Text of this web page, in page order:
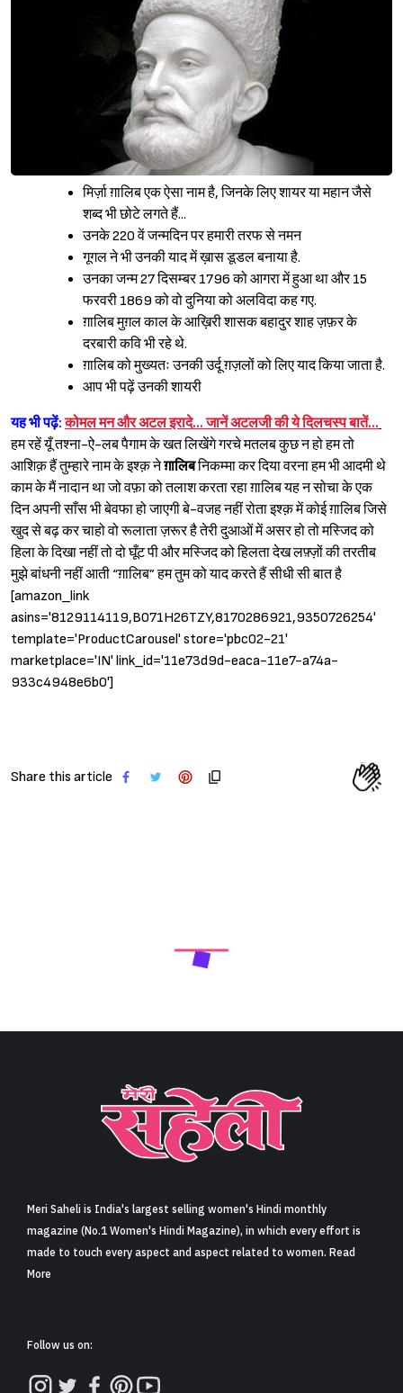
Sign in
मिर्ज़ा ग़ालिब एक ऐसा नाम है, जिनके लिए शायर या महान जैसे
शब्द भी छोटे लगते हैं...
उनके 220 वें जन्मदिन पर हमारी तरफ से नमन
गूगल ने भी उनकी याद में ख़ास डूडल बनाया है.
उनका जन्म 27 दिसम्बर 1796 को आगरा में हुआ था और 15
फरवरी 1869 को वो दुनिया को अलविदा कह गए.
ग़ालिब मुग़ल काल के आख़िरी शासक बहादुर शाह ज़फ़र के
दरबारी कवि भी रहे थे.
ग़ालिब को मुख्यतः उनकी उर्दू ग़ज़लों को लिए याद किया जाता है.
आप भी पढ़ें उनकी शायरी
यह भी पढ़ें:कोमल मन और अटल इरादे… जानें अटलजी की ये दिलचस्प बातें…
हम रहें यूँ तश्ना-ऐ-लब पैगाम के खत लिखेंगे गरचे मतलब कुछ न हो हम तो
आशिक़ हैं तुम्हारे नाम के इश्क़ नेग़ालिबनिकम्मा कर दिया वरना हम भी आदमी थे
काम के मैं नादान था जो वफ़ा को तलाश करता रहा ग़ालिब यह न सोचा के एक
दिन अपनी साँस भी बेवफा हो जाएगी बे-वजह नहीं रोता इश्क़ में कोई ग़ालिब जिसे
खुद से बढ़ कर चाहो वो रूलाता ज़रूर है तेरी दुआओं में असर हो तो मस्जिद को
हिला के दिखा नहीं तो दो घूँट पी और मस्जिद को हिलता देख लफ़्ज़ों की तरतीब
मुझे बांधनी नहीं आती “ग़ालिब” हम तुम को याद करते हैं सीधी सी बात है
[amazon_link
asins='8129114119,B071H26TZY,8170286921,9350726254'
template='ProductCarousel' store='pbc02-21'
marketplace='IN' link_id='11e73d9d-eaca-11e7-a74a-
933c4948e6b0']
Share this article
Meri Saheli is India's largest selling women's Hindi monthly
magazine (No.1 Women's Hindi Magazine), in which every effort is
made to touch every aspect and aspect related to women. Read
More
Follow us on: